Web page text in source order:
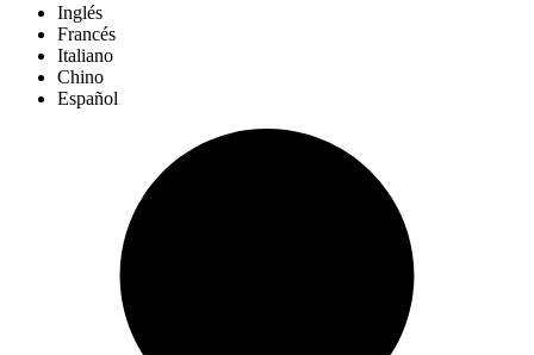
Inglés
Francés
Italiano
Chino
Español